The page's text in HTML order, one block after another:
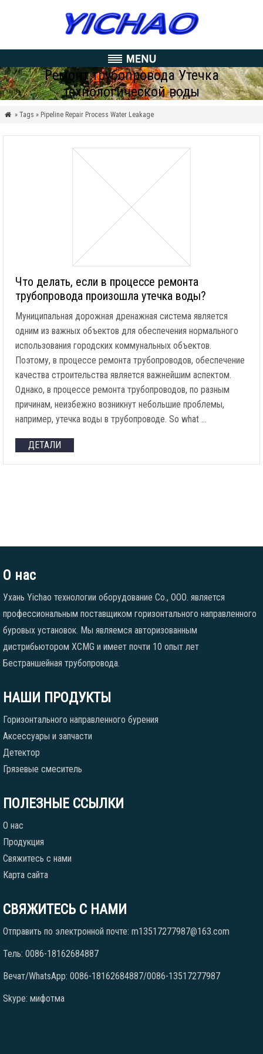
Ремонт трубопровода Утечка
технологической воды
 » Tags » Pipeline Repair Process Water Leakage
Что делать, если в процессе ремонта
трубопровода произошла утечка воды?
Муниципальная дорожная дренажная система является
одним из важных объектов для обеспечения нормального
использования городских коммунальных объектов.
Поэтому, в процессе ремонта трубопроводов, обеспечение
качества строительства является важнейшим аспектом.
Однако, в процессе ремонта трубопроводов, по разным
причинам, неизбежно возникнут небольшие проблемы,
например, утечка воды в трубопроводе. So what …
ДЕТАЛИ
О нас
Ухань Yichao технологии оборудование Co., ООО. является
профессиональным поставщиком горизонтального направленного
буровых установок. Мы являемся авторизованным
дистрибьютором XCMG и имеет почти 10 опыт лет
Бестраншейная трубопровода.
НАШИ ПРОДУКТЫ
Горизонтального направленного бурения
Аксессуары и запчасти
Детектор
Грязевые смеситель
ПОЛЕЗНЫЕ ССЫЛКИ
О нас
Продукция
Свяжитесь с нами
Карта сайта
СВЯЖИТЕСЬ С НАМИ
Отправить по электронной почте: m13517277987@163.com
Тель: 0086-18162684887
Вечат/WhatsApp: 0086-18162684887/0086-13517277987
Skype: мифотма